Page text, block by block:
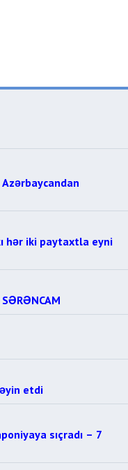
hər iki paytaxtla eyni
etdi
sıçradı – 7